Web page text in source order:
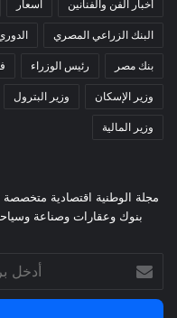
أخبار الفن والفنانين اسعار
البنك الزراعي المصري
بنك مصر رئيس الوزراء
وزير الإسكان وزير البترول
وزير المالية
مجلة الوطنية اقتصادية متخصصة
بنوك وعقارات وصناعة وسياحة
بريدك
الإلكتروني